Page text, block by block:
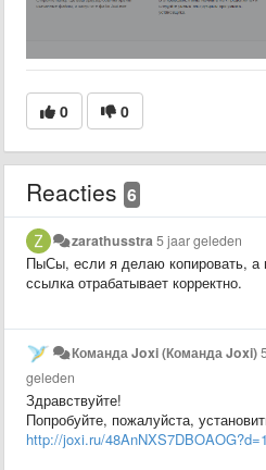
0 0
Reacties 6
zarathusstra5 jaar geleden
ПыСы, если я делаю копировать, а
ссылка отрабатывает корректно.
Команда Joxi (Команда Joxi)
geleden
Здравствуйте!
Попробуйте, пожалуйста,
http://joxi.ru/48AnNXS7DBOAOG?d=1